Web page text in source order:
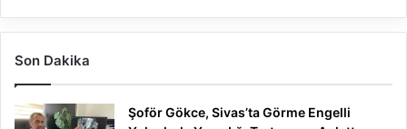
Son Dakika
Şoför Gökce, Sivas’ta Görme Engelli